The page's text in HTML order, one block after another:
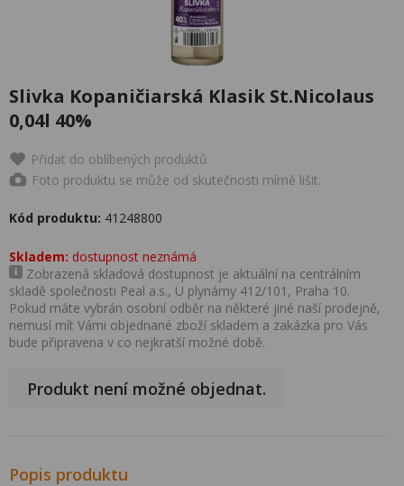
Slivka Kopaničiarská Klasik St.Nicolaus
0,04l 40%
Přidat do oblíbených produktů
Foto produktu se může od skutečnosti mírně lišit.
Kód produktu: 41248800
Skladem: dostupnost neznámá
Zobrazená skladová dostupnost je aktuální na centrálním
skladě společnosti Peal a.s., U plynárny 412/101, Praha 10.
Pokud máte vybrán osobní odběr na některé jiné naší prodejně,
nemusí mít Vámi objednané zboží skladem a zakázka pro Vás
bude připravena v co nejkratší možné době.
Produkt není možné objednat.
Popis produktu